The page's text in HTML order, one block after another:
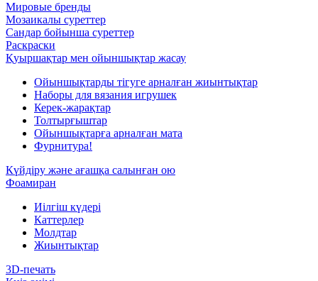
Мировые бренды
Мозаикалы суреттер
Сандар бойынша суреттер
Раскраски
Қуыршақтар мен ойыншықтар жасау
Ойыншықтарды тігуге арналған жиынтықтар
Наборы для вязания игрушек
Керек-жарақтар
Толтырғыштар
Ойыншықтарға арналған мата
Фурнитура!
Күйдіру және ағашқа салынған ою
Фоамиран
Иілгіш күдері
Каттерлер
Молдтар
Жиынтықтар
3D-печать